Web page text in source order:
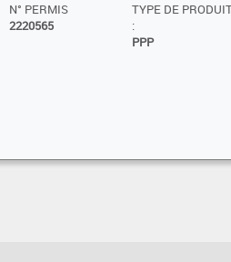
N° PERMIS
2220565
TYPE DE
:
PPP